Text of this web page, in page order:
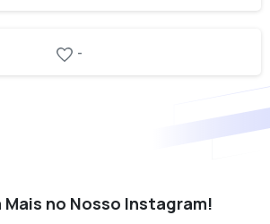
-
Mais no Nosso Instagram!